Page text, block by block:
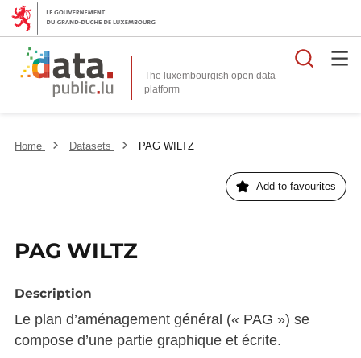
The luxembourgish open data
platform
Home Datasets PAG WILTZ
Add to favourites
PAG WILTZ
Description
Le plan d’aménagement général (« PAG ») se
compose d’une partie graphique et écrite.